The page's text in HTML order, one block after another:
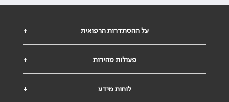
+ על ההסתדרות הרפואית
+ פעולות מהירות
+ לוחות מידע